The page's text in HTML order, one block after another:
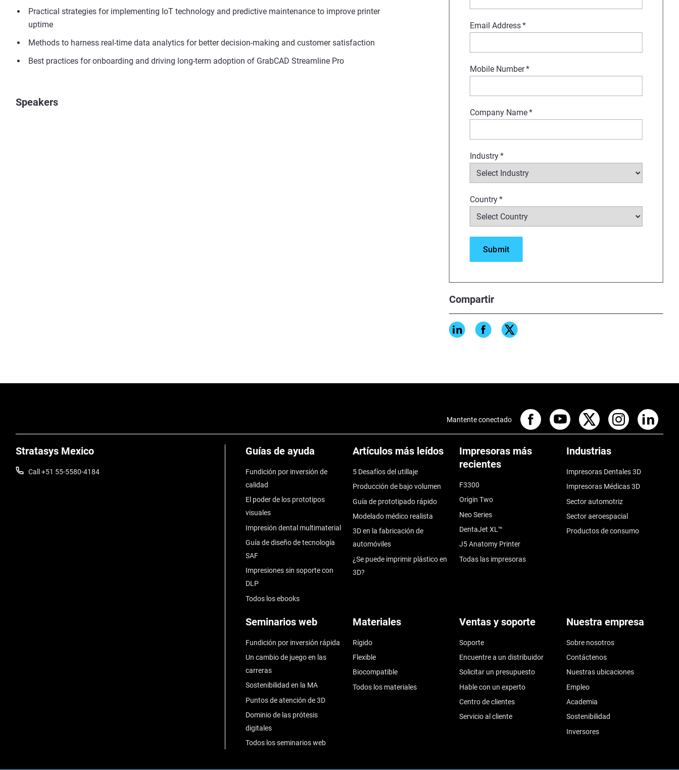
Email Address*
Mobile Number*
Company Name*
Industry*
Country*
Compartir
Practical strategies for implementing IoT technology and predictive maintenance to improve printer
uptime
Methods to harness real-time data analytics for better decision-making and customer satisfaction
Best practices for onboarding and driving long-term adoption of GrabCAD Streamline Pro
Speakers
Stratasys Mexico
Call +51 55-5580-4184
Guías de ayuda
Fundición por inversión de
calidad
El poder de los prototipos
visuales
Impresión dental multimaterial
Guía de diseño de tecnología
SAF
Impresiones sin soporte con
DLP
Todos los ebooks
Artículos más leídos
5 Desafíos del utillaje
Producción de bajo volumen
Guía de prototipado rápido
Modelado médico realista
3D en la fabricación de
automóviles
¿Se puede imprimir plástico en
3D?
Impresoras más
recientes
F3300
Origin Two
Neo Series
DentaJet XL™
J5 Anatomy Printer
Todas las impresoras
Industrias
Impresoras Dentales 3D
Impresoras Médicas 3D
Sector automotriz
Sector aeroespacial
Productos de consumo
Seminarios web
Fundición por inversión rápida
Un cambio de juego en las
carreras
Sostenibilidad en la MA
Puntos de atención de 3D
Dominio de las prótesis
digitales
Todos los seminarios web
Materiales
Rígido
Flexible
Biocompatible
Todos los materiales
Ventas y soporte
Soporte
Encuentre a un distribuidor
Solicitar un presupuesto
Hable con un experto
Centro de clientes
Servicio al cliente
Nuestra empresa
Sobre nosotros
Contáctenos
Nuestras ubicaciones
Empleo
Academia
Sostenibilidad
Inversores
Mantente conectado